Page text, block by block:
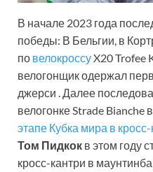
В начале 2023 года
победы: В Бельгии, в
по велокроссуX20 Trofee
велогонщик одержал
джерси . Далее
велогонке Strade Bianche
этапе Кубка мира в
Том Пидкок в этом году
кросс-кантри в